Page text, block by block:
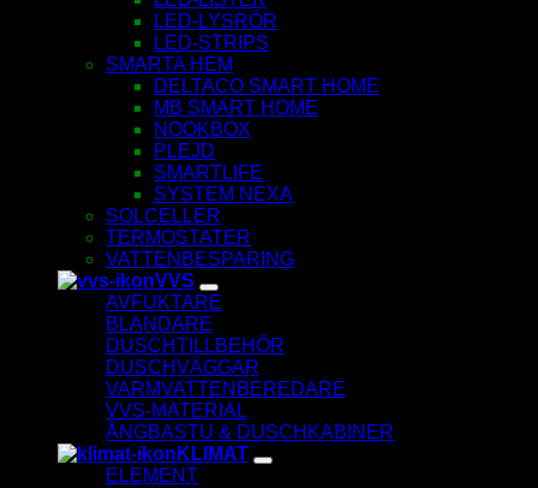
LED-LYSRÖR
LED-STRIPS
SMARTA HEM
DELTACO SMART HOME
MB SMART HOME
NOOKBOX
PLEJD
SMARTLIFE
SYSTEM NEXA
SOLCELLER
TERMOSTATER
VATTENBESPARING
VVS
AVFUKTARE
BLANDARE
DUSCHTILLBEHÖR
DUSCHVÄGGAR
VARMVATTENBEREDARE
VVS-MATERIAL
ÅNGBASTU & DUSCHKABINER
KLIMAT
ELEMENT